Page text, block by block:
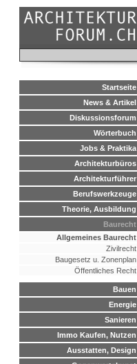
Startseite
News & Artikel
Diskussionsforum
Wörterbuch
Jobs & Praktika
Architekturbüros
Architekturführer
Berufswerkzeuge
Theorie, Ausbildung
Baurecht
Allgemeines Baurecht
Zivilrecht
Baugesetz u. Zonenplan
Öffentliches Recht
Bauen
Energie
Sanieren
Immo Kaufen, Nutzen
Ausstatten, Design